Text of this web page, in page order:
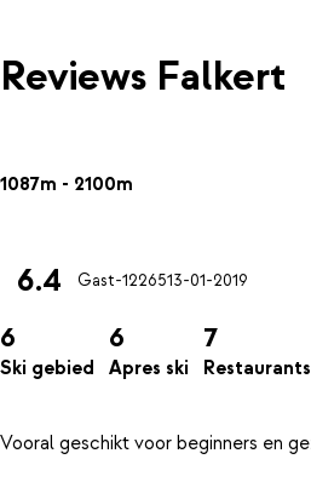
Reviews Falkert
1087m - 2100m
6.4 Gast-1226513-01-2019
6
Ski gebied
6
Apres ski
7
Restaurants